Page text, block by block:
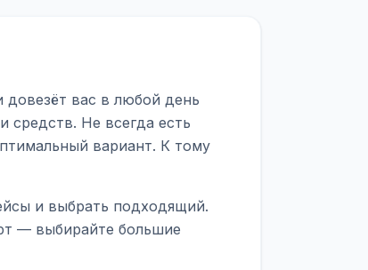
вас в любой день
Не всегда есть
вариант. К тому
и выбрать подходящий.
— выбирайте большие